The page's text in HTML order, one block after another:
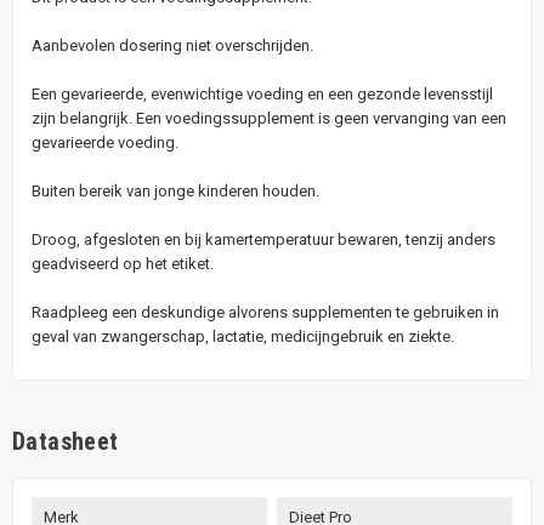
Aanbevolen dosering niet overschrijden.
Een gevarieerde, evenwichtige voeding en een gezonde levensstijl
zijn belangrijk. Een voedingssupplement is geen vervanging van een
gevarieerde voeding.
Buiten bereik van jonge kinderen houden.
Droog, afgesloten en bij kamertemperatuur bewaren, tenzij anders
geadviseerd op het etiket.
Raadpleeg een deskundige alvorens supplementen te gebruiken in
geval van zwangerschap, lactatie, medicijngebruik en ziekte.
Datasheet
Merk Dieet Pro